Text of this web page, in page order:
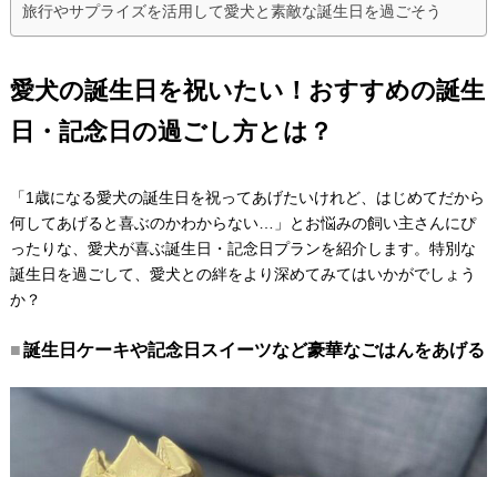
旅行やサプライズを活用して愛犬と素敵な誕生日を過ごそう
愛犬の誕生日を祝いたい！おすすめの誕生
日・記念日の過ごし方とは？
「1歳になる愛犬の誕生日を祝ってあげたいけれど、はじめてだから
何してあげると喜ぶのかわからない…」とお悩みの飼い主さんにぴ
ったりな、愛犬が喜ぶ誕生日・記念日プランを紹介します。特別な
誕生日を過ごして、愛犬との絆をより深めてみてはいかがでしょう
か？
誕生日ケーキや記念日スイーツなど豪華なごはんをあげる